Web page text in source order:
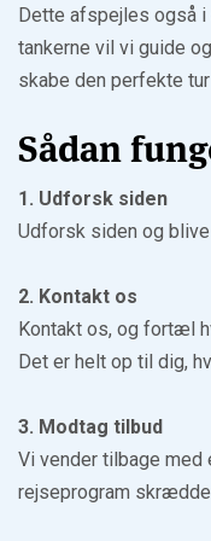
Dette afspejles også i
tankerne vil vi guide
skabe den perfekte
Sådan
1. Udforsk siden
Udforsk siden og
2. Kontakt os
Kontakt os, og fortæl
Det er helt op til dig,
3. Modtag tilbud
Vi vender tilbage
rejseprogram